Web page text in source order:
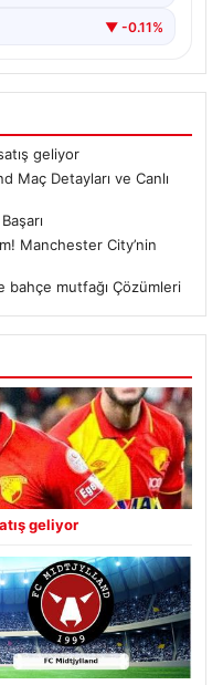
▼ -0.11%
geliyor
Maç Detayları ve Canlı
Manchester City’nin
bahçe mutfağı Çözümleri
geliyor